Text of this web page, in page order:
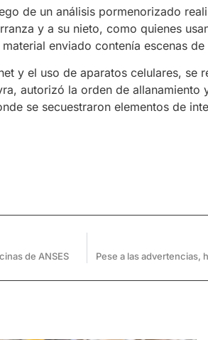
de un análisis pormenorizado
y a su nieto, como quienes
enviado contenía escenas
y el uso de aparatos celulares, se
autorizó la orden de
se secuestraron elementos de
de ANSES